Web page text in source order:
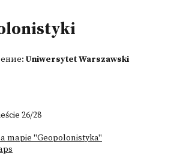
Uniwersytet Warszawski
26/28
mapie "Geopolonistyka"